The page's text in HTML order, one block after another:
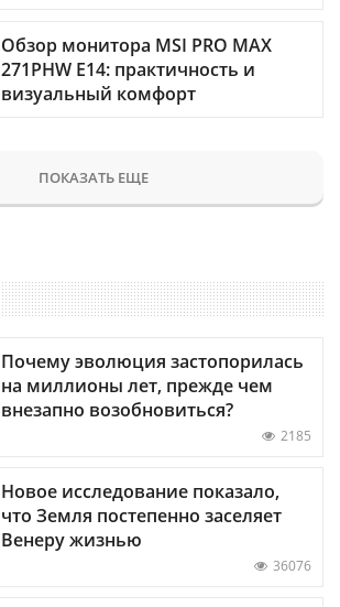
Обзор монитора MSI PRO MAX
271PHW E14: практичность и
визуальный комфорт
ПОКАЗАТЬ ЕЩЕ
Почему эволюция застопорилась
на миллионы лет, прежде чем
внезапно возобновиться?
2185
Новое исследование показало,
что Земля постепенно заселяет
Венеру жизнью
36076